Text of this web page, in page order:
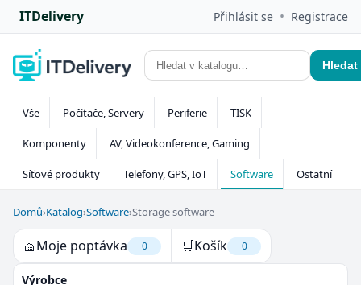
ITDelivery Přihlásit se • Registrace
Hledat
Vše Počítače, Servery Periferie TISK
Komponenty AV, Videokonference, Gaming
Síťové produkty Telefony, GPS, IoT Software Ostatní
Domů›Katalog›Software›Storage software
🧺Moje poptávka 0 🛒Košík 0
Výrobce